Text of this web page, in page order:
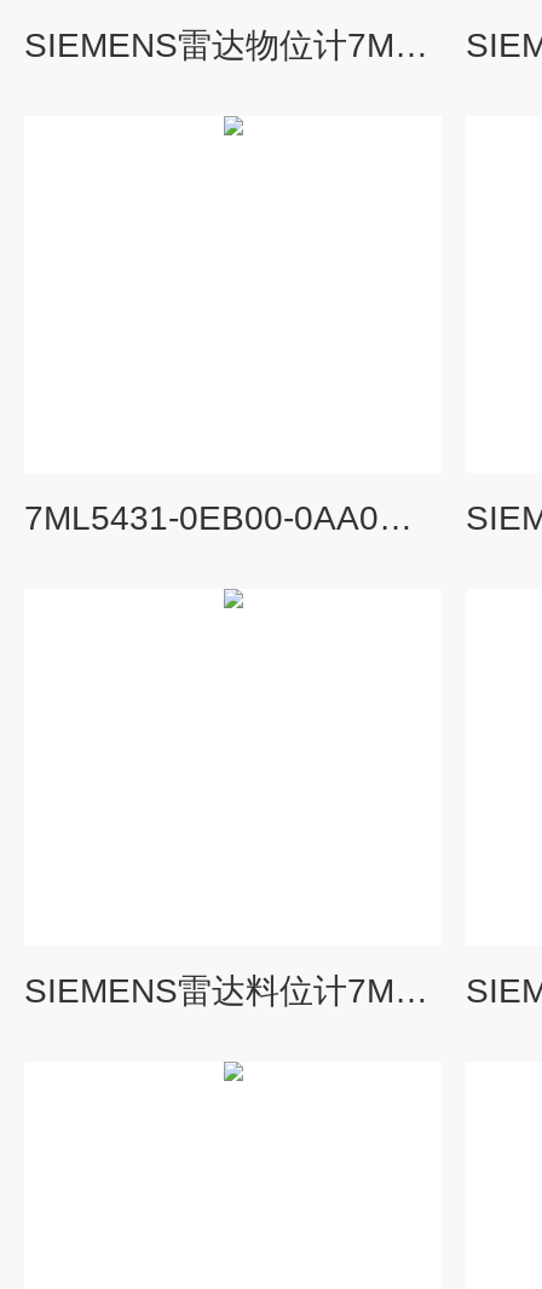
SIEMENS雷达物位计7ML5427-0BA10-0BA1授权
7ML5431-0EB00-0AA0西门子雷达液位计功能全
SIEMENS雷达料位计7ML5426-0AD00-0AA0厂家